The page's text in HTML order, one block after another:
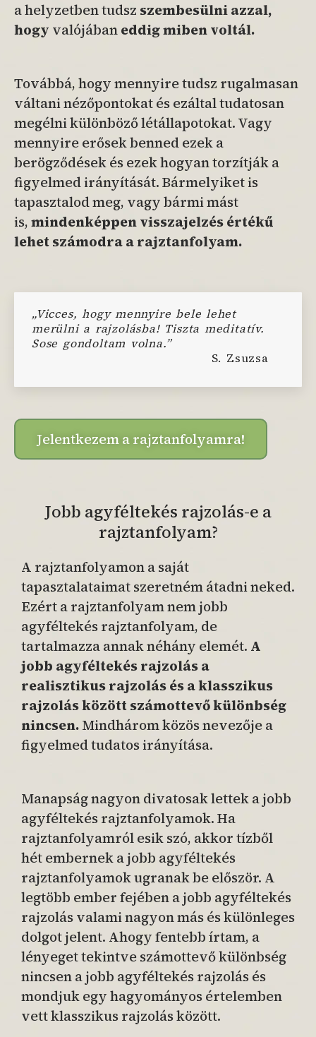
a helyzetben tudsz szembesülni azzal,
hogy valójábaneddig miben voltál.
Továbbá, hogy mennyire tudsz rugalmasan
váltani nézőpontokat és ezáltal tudatosan
megélni különböző létállapotokat. Vagy
mennyire erősek benned ezek a
berögződések és ezek hogyan torzítják a
figyelmed irányítását. Bármelyiket is
tapasztalod meg, vagy bármi mást
is,mindenképpen visszajelzés értékű
lehet számodra a rajztanfolyam.
„Vicces, hogy mennyire bele lehet
merülni a rajzolásba! Tiszta meditatív.
Sose gondoltam volna.”
S. Zsuzsa
Jelentkezem a rajztanfolyamra!
Jobb agyféltekés rajzolás-e a
rajztanfolyam?
A rajztanfolyamon a saját
tapasztalataimat szeretném átadni neked.
Ezért a rajztanfolyam nem jobb
agyféltekés rajztanfolyam, de
tartalmazza annak néhány elemét. A
jobb agyféltekés rajzolás a
realisztikus rajzolás és a klasszikus
rajzolás között számottevő különbség
nincsen.Mindhárom közös nevezője a
figyelmed tudatos irányítása.
Manapság nagyon divatosak lettek a jobb
agyféltekés rajztanfolyamok. Ha
rajztanfolyamról esik szó, akkor tízből
hét embernek a jobb agyféltekés
rajztanfolyamok ugranak be először. A
legtöbb ember fejében a jobb agyféltekés
rajzolás valami nagyon más és különleges
dolgot jelent. Ahogy fentebb írtam, a
lényeget tekintve számottevő különbség
nincsen a jobb agyféltekés rajzolás és
mondjuk egy hagyományos értelemben
vett klasszikus rajzolás között.